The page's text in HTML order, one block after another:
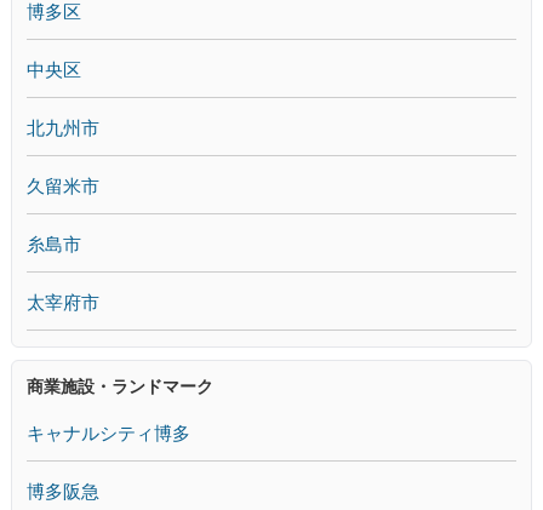
博多区
中央区
北九州市
久留米市
糸島市
太宰府市
商業施設・ランドマーク
キャナルシティ博多
博多阪急